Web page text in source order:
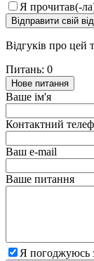
Я прочитав(-
Відправити свій
Відгуків про цей
Питань: 0
Нове питання
Ваше ім'я
Контактний
Ваш e-mail
Ваше питання
Я погоджуюсь